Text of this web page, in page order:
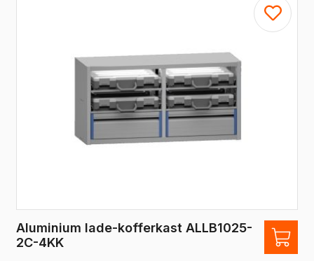
Aluminium lade-kofferkast ALLB1025-
2C-4KK